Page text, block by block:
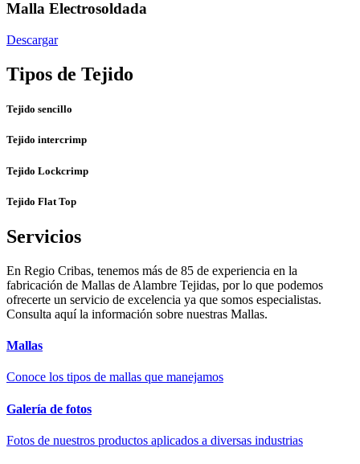
Malla Electrosoldada
Descargar
Tipos de Tejido
Tejido sencillo
Tejido intercrimp
Tejido Lockcrimp
Tejido Flat Top
Servicios
En Regio Cribas, tenemos más de 85 de experiencia en la
fabricación de Mallas de Alambre Tejidas, por lo que podemos
ofrecerte un servicio de excelencia ya que somos especialistas.
Consulta aquí la información sobre nuestras Mallas.
Mallas
Conoce los tipos de mallas que manejamos
Galería de fotos
Fotos de nuestros productos aplicados a diversas industrias